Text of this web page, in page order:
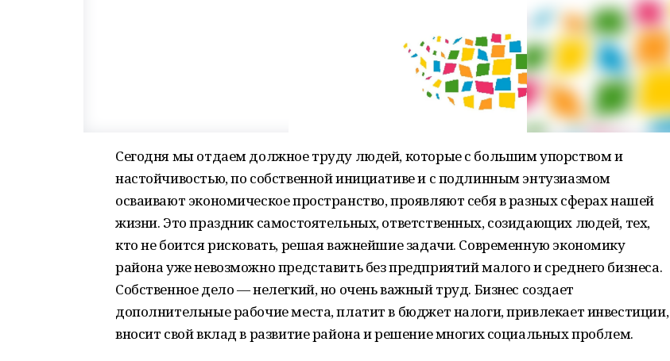
Сегодня мы отдаем должное труду людей, которые с большим упорством и
настойчивостью, по собственной инициативе и с подлинным энтузиазмом
осваивают экономическое пространство, проявляют себя в разных сферах нашей
жизни. Это праздник самостоятельных, ответственных, созидающих людей, тех,
кто не боится рисковать, решая важнейшие задачи. Современную экономику
района уже невозможно представить без предприятий малого и среднего бизнеса.
Собственное дело — нелегкий, но очень важный труд. Бизнес создает
дополнительные рабочие места, платит в бюджет налоги, привлекает инвестиции,
вносит свой вклад в развитие района и решение многих социальных проблем.